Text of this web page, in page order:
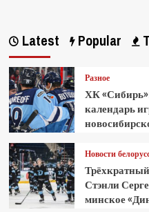
Latest Popular
Разное
ХК
календарь
Новости
Стэнли
минское